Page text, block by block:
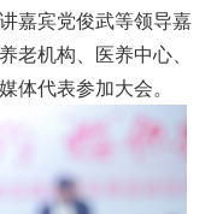
嘉宾党俊武等领导嘉
老机构、医养中心、
体代表参加大会。